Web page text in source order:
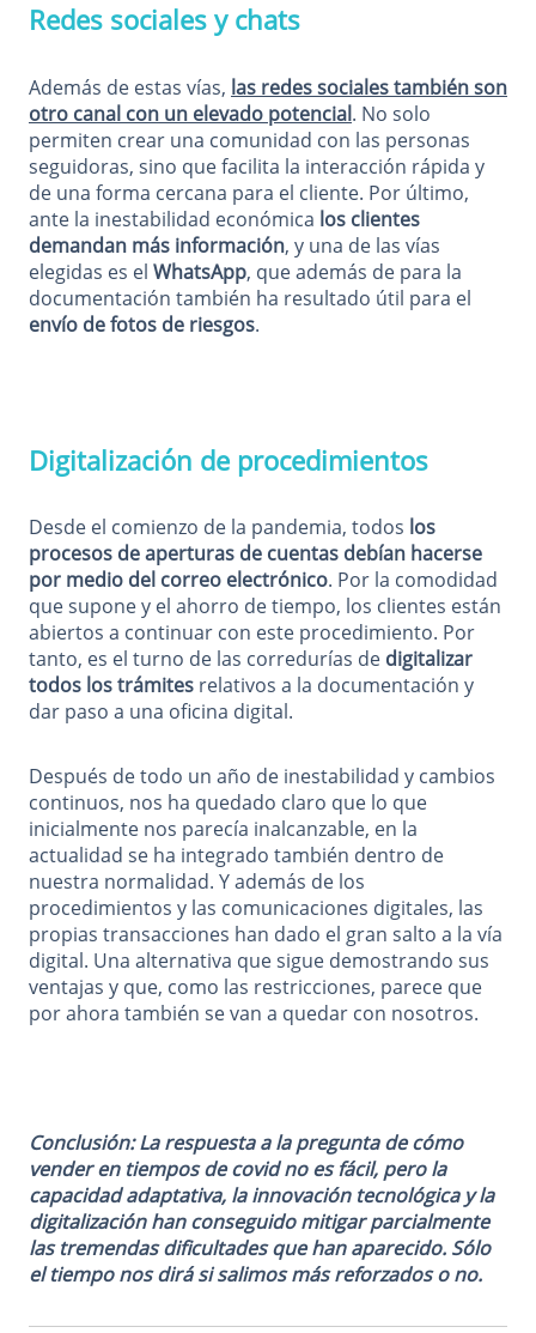
Redes sociales y chats
Además de estas vías, las redes sociales también son
otro canal con un elevado potencial. No solo
permiten crear una comunidad con las personas
seguidoras, sino que facilita la interacción rápida y
de una forma cercana para el cliente. Por último,
ante la inestabilidad económica los clientes
demandan más información, y una de las vías
elegidas es el WhatsApp, que además de para la
documentación también ha resultado útil para el
envío de fotos de riesgos.
Digitalización de procedimientos
Desde el comienzo de la pandemia, todos los
procesos de aperturas de cuentas debían hacerse
por medio del correo electrónico. Por la comodidad
que supone y el ahorro de tiempo, los clientes están
abiertos a continuar con este procedimiento. Por
tanto, es el turno de las corredurías de digitalizar
todos los trámites relativos a la documentación y
dar paso a una oficina digital.
Después de todo un año de inestabilidad y cambios
continuos, nos ha quedado claro que lo que
inicialmente nos parecía inalcanzable, en la
actualidad se ha integrado también dentro de
nuestra normalidad. Y además de los
procedimientos y las comunicaciones digitales, las
propias transacciones han dado el gran salto a la vía
digital. Una alternativa que sigue demostrando sus
ventajas y que, como las restricciones, parece que
por ahora también se van a quedar con nosotros.
Conclusión: La respuesta a la pregunta de cómo
vender en tiempos de covid no es fácil, pero la
capacidad adaptativa, la innovación tecnológica y la
digitalización han conseguido mitigar parcialmente
las tremendas dificultades que han aparecido. Sólo
el tiempo nos dirá si salimos más reforzados o no.